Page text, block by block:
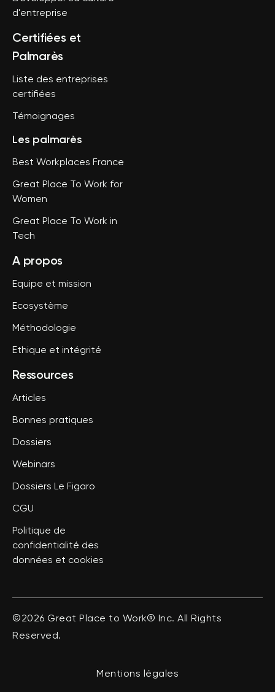
d'entreprise
Certifiées et
Palmarès
Liste des entreprises
certifiées
Témoignages
Les palmarès
Best Workplaces France
Great Place To Work for
Women
Great Place To Work in
Tech
A propos
Equipe et mission
Ecosystème
Méthodologie
Ethique et intégrité
Ressources
Articles
Bonnes pratiques
Dossiers
Webinars
Dossiers Le Figaro
CGU
Politique de
confidentialité des
données et cookies
©2026 Great Place to Work® Inc. All Rights
Reserved.
Mentions légales